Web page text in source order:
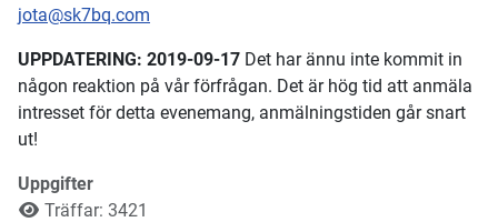
jota@sk7bq.com
UPPDATERING: 2019-09-17 Det har ännu inte kommit in
någon reaktion på vår förfrågan. Det är hög tid att anmäla
intresset för detta evenemang, anmälningstiden går snart
ut!
Uppgifter
Träffar: 3421